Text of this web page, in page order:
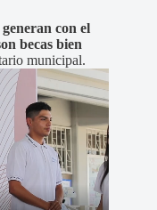
generan con el
becas bien
municipal.